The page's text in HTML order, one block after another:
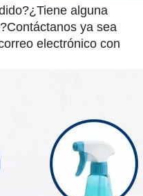
alguna
ya sea
electrónico con